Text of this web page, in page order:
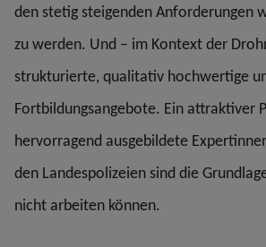
den stetig steigenden Anforderungen
zu werden. Und – im Kontext der
strukturierte, qualitativ hochwertige
Fortbildungsangebote. Ein attraktiver
hervorragend ausgebildete
den Landespolizeien sind die
nicht arbeiten können.